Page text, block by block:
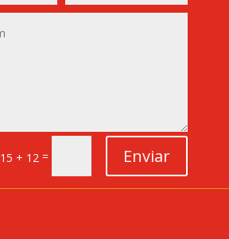
15 + 12 = Enviar